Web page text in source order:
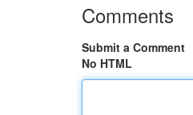
Comments
Submit a Comment
No HTML